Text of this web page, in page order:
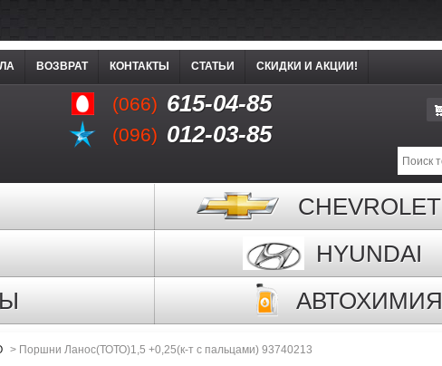
(066) 615-04-85
(096) 012-03-85
ВОЗВРАТ КОНТАКТЫ СТАТЬИ СКИДКИ И АКЦИИ!
CHEVROLET
HYUNDAI
АВТОХИМИЯ
> Поршни Ланос(ТОТО)1,5 +0,25(к-т с пальцами) 93740213